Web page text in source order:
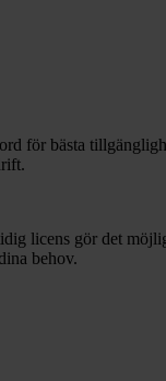
för bästa
licens gör det
behov.